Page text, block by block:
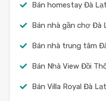
Bán homestay Đà Lạt
Bán nhà gần chợ Đà
Bán nhà trung tâm
Bán Nhà View Đồi
Bán Villa Royal Đà Lạt